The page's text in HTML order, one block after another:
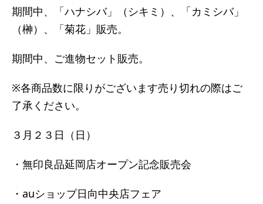
期間中、「ハナシバ」（シキミ）、「カミシバ」
（榊）、「菊花」販売。
期間中、ご進物セット販売。
※各商品数に限りがございます売り切れの際はご
了承ください。
３月２３日（日）
・無印良品延岡店オープン記念販売会
・auショップ日向中央店フェア